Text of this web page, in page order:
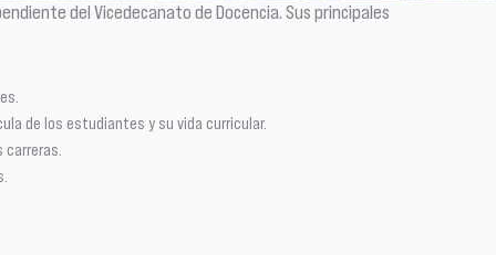
del Vicedecanato de Docencia. Sus principales
de los estudiantes y su vida curricular.